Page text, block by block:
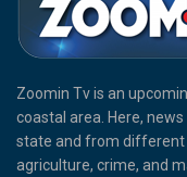
Zoomin Tv is an
coastal area. Here,
state and from different
agriculture, crime, and